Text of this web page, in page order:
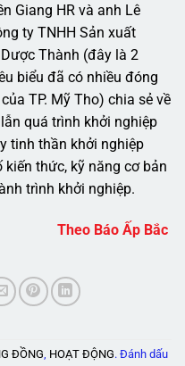
Giang HR và anh Lê
ty TNHH Sản xuất
Thành (đây là 2
biểu đã có nhiều đóng
TP. Mỹ Tho) chia sẻ về
quá trình khởi nghiệp
tinh thần khởi nghiệp
thức, kỹ năng cơ bản
trình khởi nghiệp.
Theo Báo Ấp Bắc
ĐỒNG, HOẠT ĐỘNG. Đánh dấu